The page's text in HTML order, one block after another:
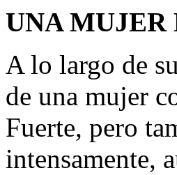
UNA MUJER
A lo largo de
de una mujer
Fuerte, pero
intensamente,